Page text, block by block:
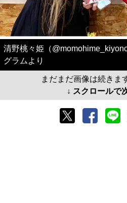
清野桃々姫（
グラムより
まだまだ画像は続きま
↓ スクロールで